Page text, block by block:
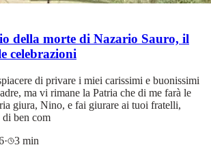
della morte di Nazario Sauro, il
celebrazioni
di privare i miei carissimi e buonissimi
ma vi rimane la Patria che di me farà le
giura, Nino, e fai giurare ai tuoi fratelli,
di ben com
·
3 min